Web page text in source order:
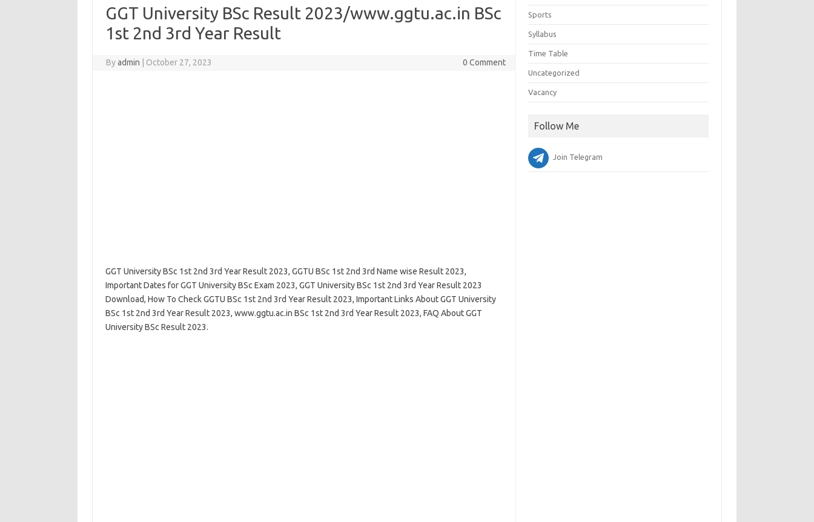
GGT University BSc Result 2023/www.ggtu.ac.in BSc
1st 2nd 3rd Year Result
Byadmin October 27, 2023 0 Comment
GGT University BSc 1st 2nd 3rd Year Result 2023, GGTU BSc 1st 2nd 3rd Name wise Result 2023,
Important Dates for GGT University BSc Exam 2023, GGT University BSc 1st 2nd 3rd Year Result 2023
Download, How To Check GGTU BSc 1st 2nd 3rd Year Result 2023, Important Links About GGT University
BSc 1st 2nd 3rd Year Result 2023, www.ggtu.ac.in BSc 1st 2nd 3rd Year Result 2023, FAQ About GGT
University BSc Result 2023.
Sports
Syllabus
Time Table
Uncategorized
Vacancy
Follow Me
Join Telegram